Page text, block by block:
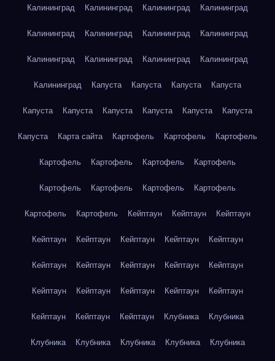
Калининград Калининград Калининград Калининград
Калининград Калининград Калининград Калининград
Калининград Калининград Калининград Калининград
Калининград Капуста Капуста Капуста Капуста
Капуста Капуста Капуста Капуста Капуста Капуста
Капуста Карта сайта Картофель Картофель Картофель
Картофель Картофель Картофель Картофель
Картофель Картофель Картофель Картофель
Картофель Картофель Кейптаун Кейптаун Кейптаун
Кейптаун Кейптаун Кейптаун Кейптаун Кейптаун
Кейптаун Кейптаун Кейптаун Кейптаун Кейптаун
Кейптаун Кейптаун Кейптаун Кейптаун Кейптаун
Кейптаун Кейптаун Кейптаун Клубника Клубника
Клубника Клубника Клубника Клубника Клубника